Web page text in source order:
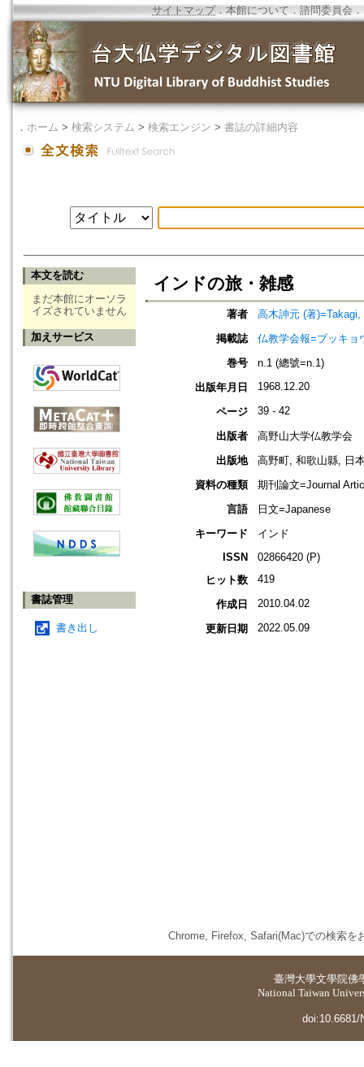
サイトマップ．本館について ． 諮問委員会 ．
． ホーム > 検索システム > 検索エンジン > 書誌の詳細内容
本文を読む
まだ本館にオーソラ
イズされていません
加えサービス
書誌管理
書き出し
インドの旅・雑感
著者
高木訷元 (著)=Takagi,
掲載誌
仏教学会報=ブッキョ
巻号
n.1 (總號=n.1)
出版年月日
1968.12.20
ページ 39 - 42
出版者
高野山大学仏教学会
出版地
高野町, 和歌山縣, 日
資料の種類
期刊論文=Journal
言語
日文=Japanese
キーワード
インド
ISSN
02866420 (P)
ヒット数
419
作成日 2010.04.02
更新日期 2022.05.09
Chrome, Firefox, Safari(Mac)での検索を
臺灣大學文學院佛
National Taiwan
doi:10.6681/